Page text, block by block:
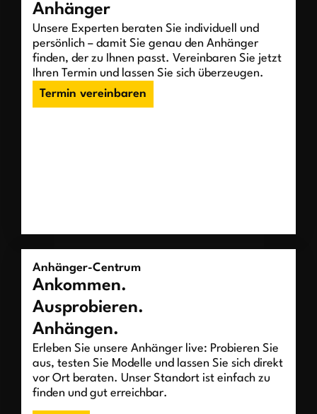
Anhänger
Unsere Experten beraten Sie individuell und
persönlich – damit Sie genau den Anhänger
finden, der zu Ihnen passt. Vereinbaren Sie jetzt
Ihren Termin und lassen Sie sich überzeugen.
Termin vereinbaren
Anhänger-Centrum
Ankommen.
Ausprobieren.
Anhängen.
Erleben Sie unsere Anhänger live: Probieren Sie
aus, testen Sie Modelle und lassen Sie sich direkt
vor Ort beraten. Unser Standort ist einfach zu
finden und gut erreichbar.